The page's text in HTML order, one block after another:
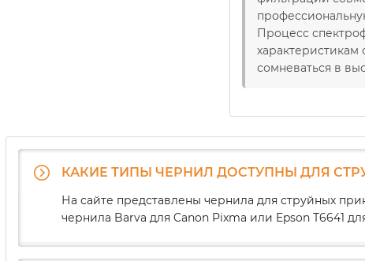
Процесс
сомневаться в
КАКИЕ ТИПЫ ЧЕРНИЛ ДОСТУПНЫ ДЛЯ
На сайте представлены чернила для струйных
чернила Barva для Canon Pixma или Epson T6641